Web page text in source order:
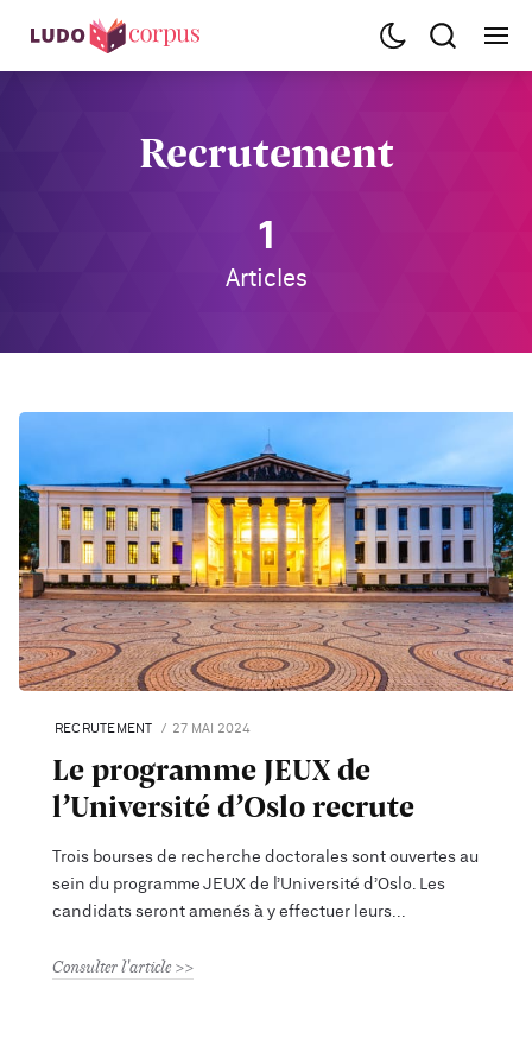
Recrutement
1
Articles
RECRUTEMENT 27 MAI 2024
Le programme JEUX de
l’Université d’Oslo recrute
Trois bourses de recherche doctorales sont ouvertes au
sein du programme JEUX de l’Université d’Oslo. Les
candidats seront amenés à y effectuer leurs
Consulter l'article